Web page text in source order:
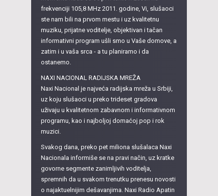
frekvenciji 105,8 MHz 2011. godine, Vi, slušaoci
ste nam bili na prvom mestu i uz kvalitetnu
muziku, prijatne voditelje, objektivan i tačan
informativni program ušli smo u Vaše domove, a
zatim i u vaša srca - a tu planiramo i da
ostanemo.
NAXI NACIONAL RADIJSKA MREŽA
Naxi Nacional je najveća radijska mreža u Srbiji,
uz koju slušaoci u preko trideset gradova
uživaju u kvalitetnom zabavnom i informativnom
programu, kao i najboljoj domaćoj pop i rok
muzici.
Svakog dana, preko pet miliona slušalaca Naxi
Nacionala informiše se na pravi način, uz kratke
govorne segmente zanimljivih voditelja,
spremnih da u svakom trenutku prenesu novosti
o najaktuelnijim dešavanjima. Naxi Radio Apatin